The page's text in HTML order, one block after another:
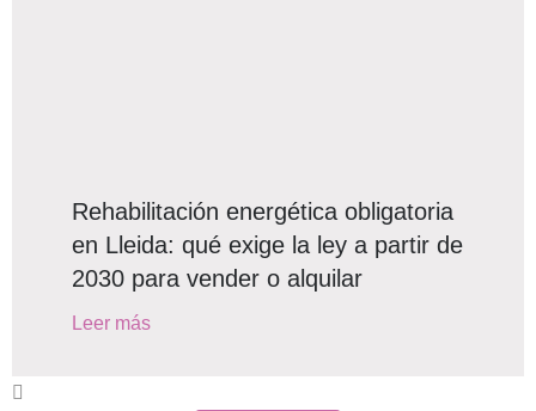
Rehabilitación energética obligatoria
en Lleida: qué exige la ley a partir de
2030 para vender o alquilar
Leer más